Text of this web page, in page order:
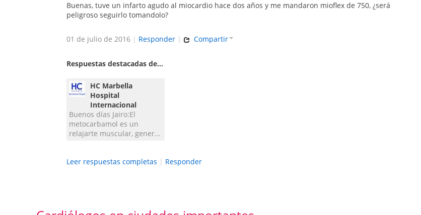
Buenas, tuve un infarto agudo al miocardio hace dos años y me mandaron mioflex de 750, ¿será
peligroso seguirlo tomandolo?
01 de julio de 2016 | Responder | Compartir
Respuestas destacadas de...
HC Marbella
Hospital
Internacional
Buenos días Jairo:El
metocarbamol es un
relajarte muscular, gener...
Leer respuestas completas | Responder